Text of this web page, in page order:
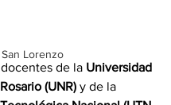
Lorenzo
de la Universidad
(UNR) y de la